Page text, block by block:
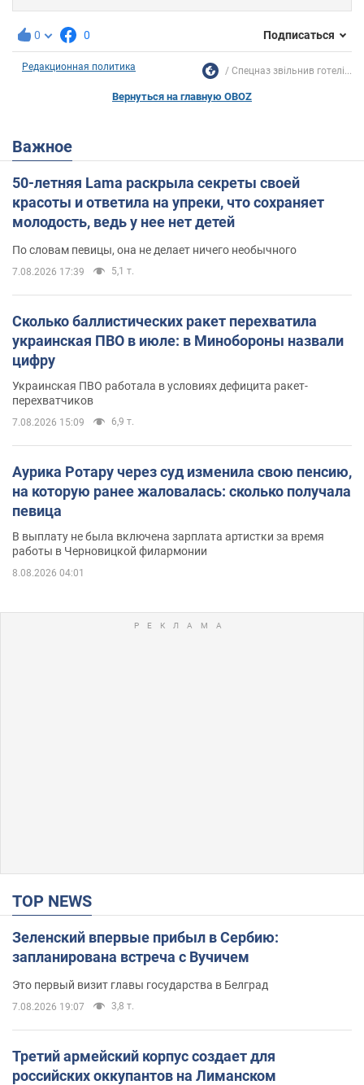
0 0 Подписаться
Редакционная политика Спецназ звільнив готелі...
Вернуться на главную OBOZ
Важное
50-летняя Lama раскрыла секреты своей
красоты и ответила на упреки, что сохраняет
молодость, ведь у нее нет детей
По словам певицы, она не делает ничего необычного
7.08.2026 17:39 5,1 т.
Сколько баллистических ракет перехватила
украинская ПВО в июле: в Минобороны назвали
цифру
Украинская ПВО работала в условиях дефицита ракет-
перехватчиков
7.08.2026 15:09 6,9 т.
Аурика Ротару через суд изменила свою пенсию,
на которую ранее жаловалась: сколько получала
певица
В выплату не была включена зарплата артистки за время
работы в Черновицкой филармонии
8.08.2026 04:01
TOP NEWS
Зеленский впервые прибыл в Сербию:
запланирована встреча с Вучичем
Это первый визит главы государства в Белград
7.08.2026 19:07 3,8 т.
Третий армейский корпус создает для
российских оккупантов на Лиманском